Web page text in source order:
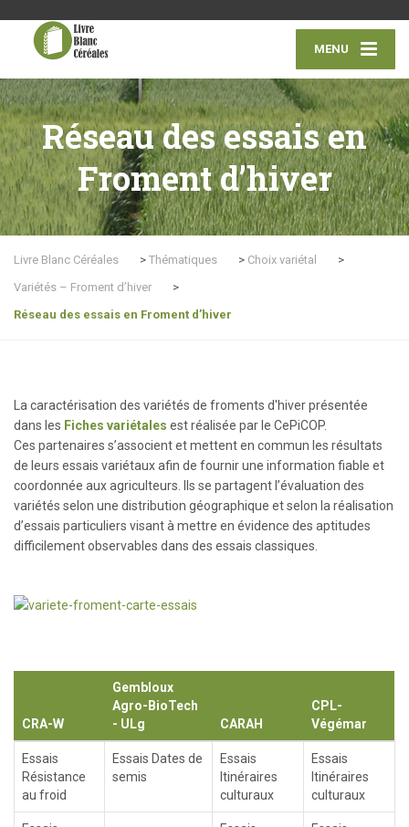
MENU
Réseau des essais en
Froment d’hiver
Livre Blanc Céréales > Thématiques > Choix variétal
>
Variétés – Froment d’hiver
>
Réseau des essais en Froment d’hiver
La caractérisation des variétés de froments d'hiver présentée
dans les Fiches variétales est réalisée par le CePiCOP.
Ces partenaires s’associent et mettent en commun les résultats
de leurs essais variétaux afin de fournir une information fiable et
coordonnée aux agriculteurs. Ils se partagent l’évaluation des
variétés selon une distribution géographique et selon la réalisation
d’essais particuliers visant à mettre en évidence des aptitudes
difficilement observables dans des essais classiques.
CRA-W
Gembloux
Agro-BioTech
- ULg
CARAH
CPL-
Végémar
Essais
Résistance
au froid
Essais Dates de
semis
Essais
Itinéraires
culturaux
Essais
Itinéraires
culturaux